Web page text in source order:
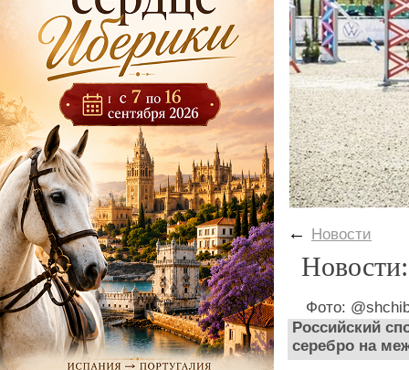
← Новости
Фото:
Российский
серебро на